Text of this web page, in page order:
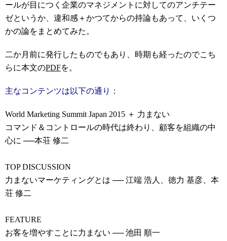
ールが目につく企業のマネジメントに対してのアンチテー
ゼというか、違和感＋かつてからの持論もあって、いくつ
かの論をまとめてみた。
二か月前に発行したものでもあり、時期も経ったのでこち
らに本文のPDFを。
主なコンテンツは以下の通り：
World Marketing Summit Japan 2015 ＋ 力まない
コマンド＆コントロールの時代は終わり、顧客を組織の中
心に ──本荘 修二
TOP DISCUSSION
力まないマーケティングとは ── 江端 浩人、徳力 基彦、本
荘 修二
FEATURE
お客を増やすことに力まない ── 池田 順一